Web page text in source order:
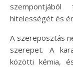
hitelességét és
A szereposztás
szerepet. A
közötti kémia,